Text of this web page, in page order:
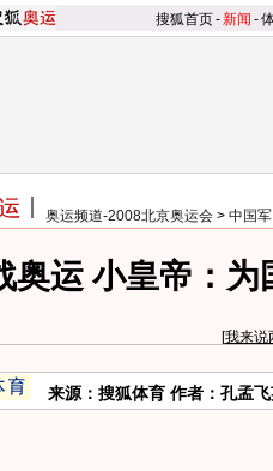
搜狐首页-新闻 -
奥运频道-2008北京奥运会 > 中国
奥运 小皇帝：为
[我来说
来源：搜狐体育 作者：孔孟